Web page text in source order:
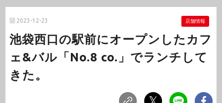
2023-12-23 店舗情報
池袋西口の駅前にオープンしたカフ
ェ&バル「No.8 co.」でランチして
きた。